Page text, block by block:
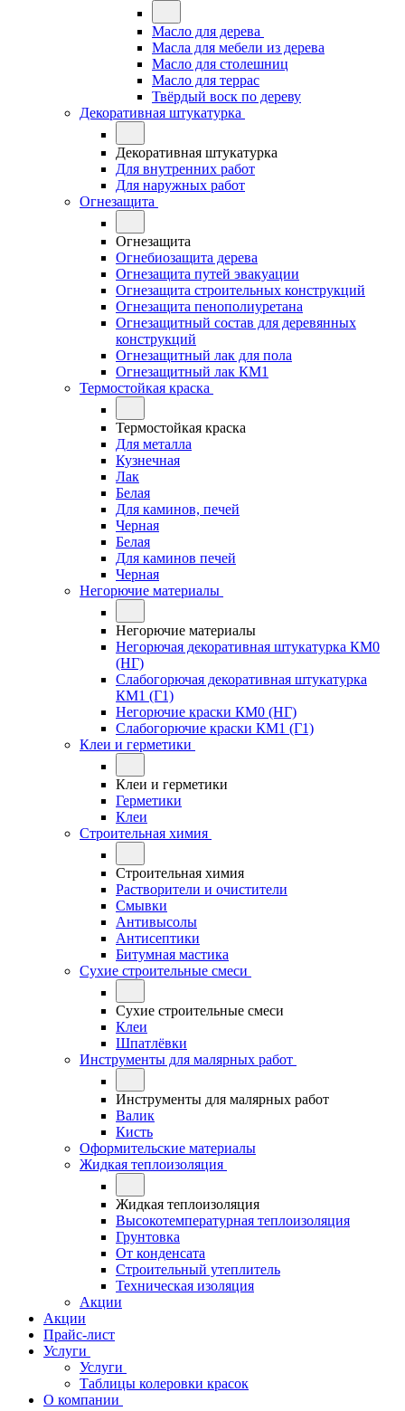
Масло для дерева
Масла для мебели из дерева
Масло для столешниц
Масло для террас
Твёрдый воск по дереву
Декоративная штукатурка
Декоративная штукатурка
Для внутренних работ
Для наружных работ
Огнезащита
Огнезащита
Огнебиозащита дерева
Огнезащита путей эвакуации
Огнезащита строительных конструкций
Огнезащита пенополиуретана
Огнезащитный состав для деревянных
конструкций
Огнезащитный лак для пола
Огнезащитный лак КМ1
Термостойкая краска
Термостойкая краска
Для металла
Кузнечная
Лак
Белая
Для каминов, печей
Черная
Белая
Для каминов печей
Черная
Негорючие материалы
Негорючие материалы
Негорючая декоративная штукатурка КМ0
(НГ)
Слабогорючая декоративная штукатурка
КМ1 (Г1)
Негорючие краски КМ0 (НГ)
Слабогорючие краски КМ1 (Г1)
Клеи и герметики
Клеи и герметики
Герметики
Клеи
Строительная химия
Строительная химия
Растворители и очистители
Смывки
Антивысолы
Антисептики
Битумная мастика
Сухие строительные смеси
Сухие строительные смеси
Клеи
Шпатлёвки
Инструменты для малярных работ
Инструменты для малярных работ
Валик
Кисть
Оформительские материалы
Жидкая теплоизоляция
Жидкая теплоизоляция
Высокотемпературная теплоизоляция
Грунтовка
От конденсата
Строительный утеплитель
Техническая изоляция
Акции
Акции
Прайс-лист
Услуги
Услуги
Таблицы колеровки красок
О компании